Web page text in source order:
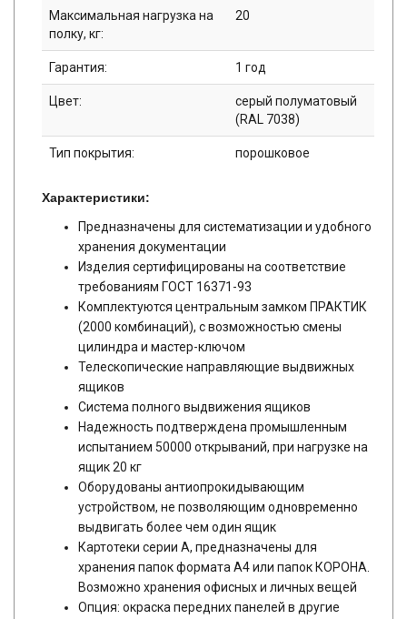
Максимальная нагрузка на
полку, кг:
20
Гарантия: 1 год
Цвет:
серый полуматовый
(RAL 7038)
Тип покрытия: порошковое
Характеристики:
Предназначены для систематизации и удобного
хранения документации
Изделия сертифицированы на соответствие
требованиям ГОСТ 16371-93
Комплектуются центральным замком ПРАКТИК
(2000 комбинаций), с возможностью смены
цилиндра и мастер-ключом
Телескопические направляющие выдвижных
ящиков
Система полного выдвижения ящиков
Надежность подтверждена промышленным
испытанием 50000 открываний, при нагрузке на
ящик 20 кг
Оборудованы антиопрокидывающим
устройством, не позволяющим одновременно
выдвигать более чем один ящик
Картотеки серии А, предназначены для
хранения папок формата А4 или папок КОРОНА.
Возможно хранения офисных и личных вещей
Опция: окраска передних панелей в другие